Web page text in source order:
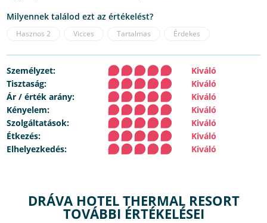
Milyennek találod ezt az értékelést?
Hasznos 2 Vicces Tartalmas Érdekes
Személyzet:
Kiváló
Tisztaság:
Kiváló
Ár / érték arány:
Kiváló
Kényelem:
Kiváló
Szolgáltatások:
Kiváló
Étkezés:
Kiváló
Elhelyezkedés:
Kiváló
DRÁVA HOTEL THERMAL RESORT
TOVÁBBI ÉRTÉKELÉSEI